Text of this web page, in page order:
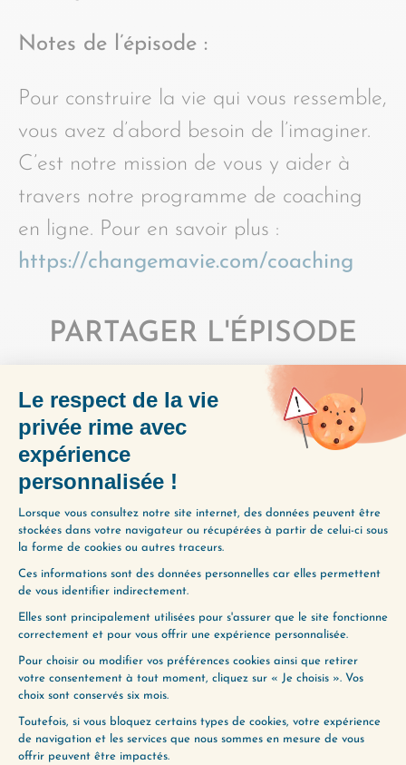
Notes de l’épisode :
Pour construire la vie qui vous ressemble,
vous avez d’abord besoin de l’imaginer.
C’est notre mission de vous y aider à
travers notre programme de coaching
en ligne. Pour en savoir plus :
https://changemavie.com/coaching
PARTAGER L'ÉPISODE
(336) TU PEUX CHOISIR LA PAIX
(ANTIDOTE AUX COMPLEXES)
(338) DÉFINIR LA RÉUSSITE QUI VOUS
RESSEMBLE
À ÉCOUTER AUSSI